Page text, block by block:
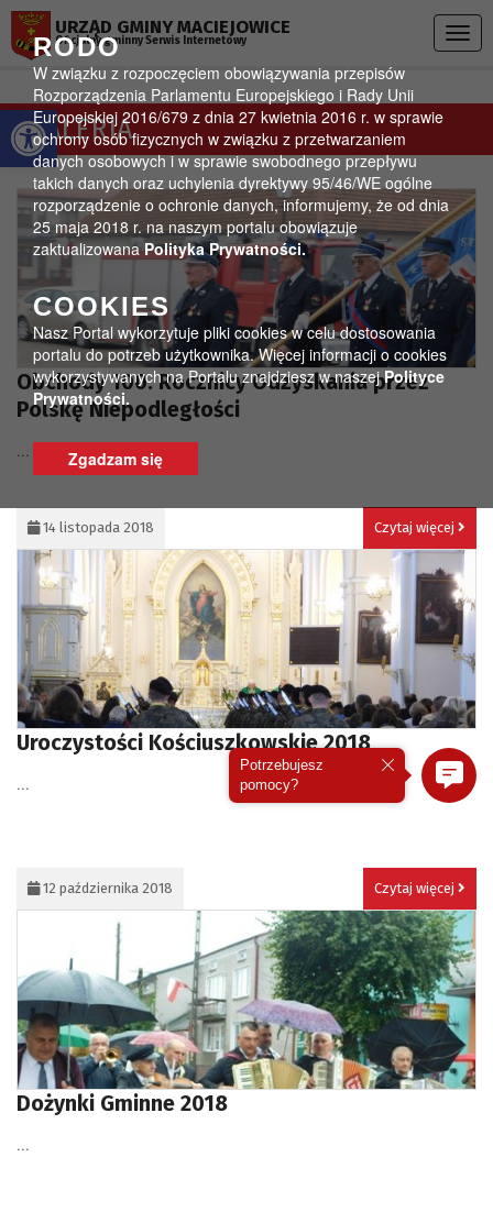
Otwórz pasek narzędzi
RODO
W związku z rozpoczęciem obowiązywania przepisów
Rozporządzenia Parlamentu Europejskiego i Rady Unii
Europejskiej 2016/679 z dnia 27 kwietnia 2016 r. w sprawie
ochrony osób fizycznych w związku z przetwarzaniem
danych osobowych i w sprawie swobodnego przepływu
takich danych oraz uchylenia dyrektywy 95/46/WE ogólne
rozporządzenie o ochronie danych, informujemy, że od dnia
25 maja 2018 r. na naszym portalu obowiązuje
zaktualizowanaPolityka Prywatności.
COOKIES
Nasz Portal wykorzytuje pliki cookies w celu dostosowania
portalu do potrzeb użytkownika. Więcej informacji o cookies
wykorzystywanych na Portalu znajdziesz w naszejPolityce
Prywatności.
Zgadzam się
URZĄD GMINY MACIEJOWICE
Oficjalny gminny Serwis Internetowy
GALERIA
Obchody 100. Rocznicy Odzyskania przez
Polskę Niepodległości
...
14 listopada 2018 Czytaj więcej
Uroczystości Kościuszkowskie 2018
...
12 października 2018 Czytaj więcej
Dożynki Gminne 2018
...
Potrzebujesz
pomocy?